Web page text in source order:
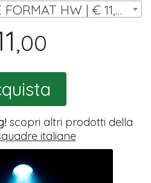
SET 14 MINIATURE FORMAT HW | € 11,00
,00
scopri altri prodotti della
italiane